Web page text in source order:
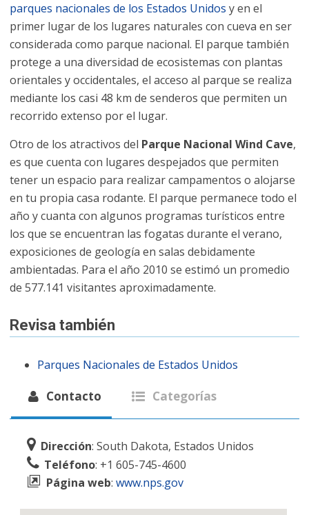
parques nacionales de los Estados Unidos y en el
primer lugar de los lugares naturales con cueva en ser
considerada como parque nacional. El parque también
protege a una diversidad de ecosistemas con plantas
orientales y occidentales, el acceso al parque se realiza
mediante los casi 48 km de senderos que permiten un
recorrido extenso por el lugar.
Otro de los atractivos del Parque Nacional Wind Cave,
es que cuenta con lugares despejados que permiten
tener un espacio para realizar campamentos o alojarse
en tu propia casa rodante. El parque permanece todo el
año y cuanta con algunos programas turísticos entre
los que se encuentran las fogatas durante el verano,
exposiciones de geología en salas debidamente
ambientadas. Para el año 2010 se estimó un promedio
de 577.141 visitantes aproximadamente.
Revisa también
Parques Nacionales de Estados Unidos
Contacto Categorías
Dirección: South Dakota, Estados Unidos
Teléfono: +1 605-745-4600
Página web: www.nps.gov